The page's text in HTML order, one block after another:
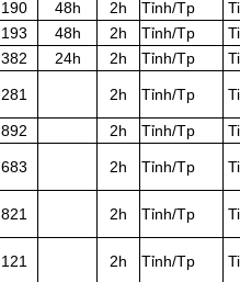
190 48h 2h Tỉnh/Tp
193 48h 2h Tỉnh/Tp
382 24h 2h Tỉnh/Tp
281 2h Tỉnh/Tp
892 2h Tỉnh/Tp
683 2h Tỉnh/Tp
821 2h Tỉnh/Tp
121 2h Tỉnh/Tp